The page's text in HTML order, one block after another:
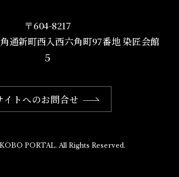
〒604-8217
通新町西入西六角町97番地​ 染匠会館
５
イトへのお問合せ
PORTAL. All Rights Reserved.